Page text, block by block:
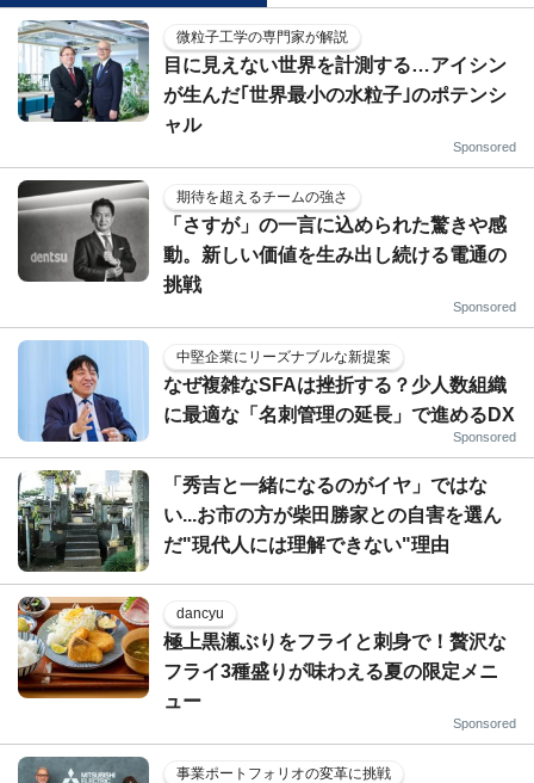
微粒子工学の専門家が解説
目に見えない世界を計測する…アイシン
が生んだ｢世界最小の水粒子｣のポテンシ
ャル
Sponsored
期待を超えるチームの強さ
「さすが」の一言に込められた驚きや感
動。新しい価値を生み出し続ける電通の
挑戦
Sponsored
中堅企業にリーズナブルな新提案
なぜ複雑なSFAは挫折する？少人数組織
に最適な「名刺管理の延長」で進めるDX
Sponsored
「秀吉と一緒になるのがイヤ」ではな
い...お市の方が柴田勝家との自害を選ん
だ"現代人には理解できない"理由
dancyu
極上黒瀬ぶりをフライと刺身で！贅沢な
フライ3種盛りが味わえる夏の限定メニ
ュー
Sponsored
事業ポートフォリオの変革に挑戦